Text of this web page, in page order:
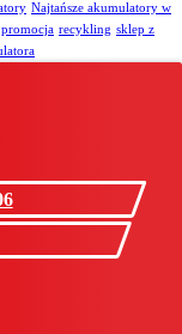
Najtańsze akumulatory w
promocja recykling sklep z